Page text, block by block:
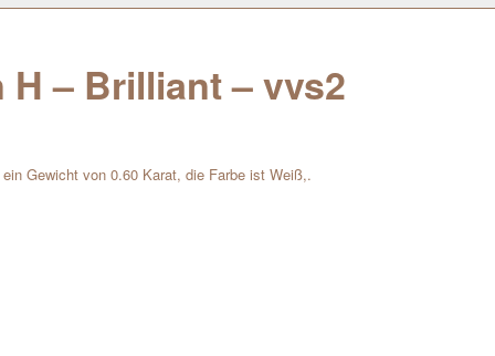
H – Brilliant – vvs2
Gewicht von 0.60 Karat, die Farbe ist Weiß,.